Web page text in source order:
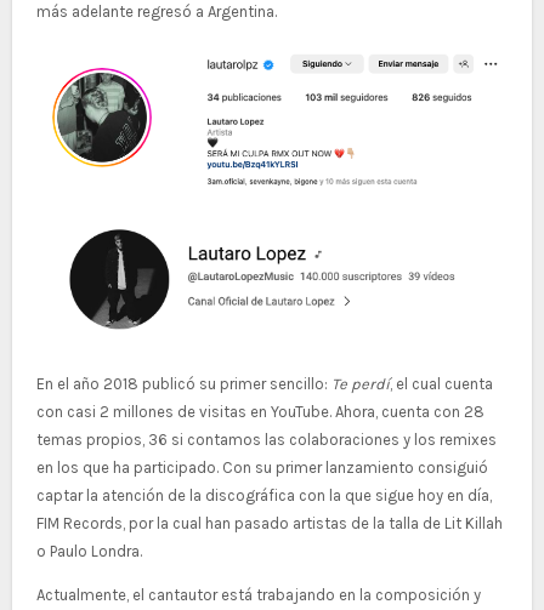
más adelante regresó a Argentina.
En el año 2018 publicó su primer sencillo: Te perdí, el cual cuenta
con casi 2 millones de visitas en YouTube. Ahora, cuenta con 28
temas propios, 36 si contamos las colaboraciones y los remixes
en los que ha participado. Con su primer lanzamiento consiguió
captar la atención de la discográfica con la que sigue hoy en día,
FIM Records, por la cual han pasado artistas de la talla de Lit Killah
o Paulo Londra.
Actualmente, el cantautor está trabajando en la composición y